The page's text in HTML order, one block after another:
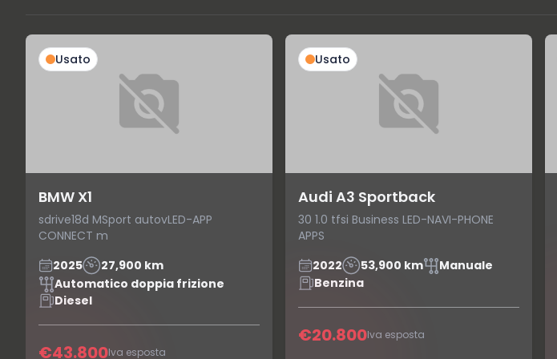
Usato
BMW X1
sdrive18d MSport autovLED-APP
CONNECT m
2025
27,900 km
Automatico doppia frizione
Diesel
€43.800Iva esposta
Usato
Audi A3 Sportback
30 1.0 tfsi Business LED-NAVI-PHONE
APPS
2022
53,900 km
Manuale
Benzina
€20.800Iva esposta